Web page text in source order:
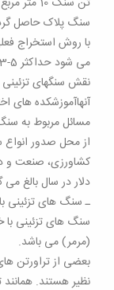
سنگ پلاک حاصل
با روش استخراج
نقش سنگهای تزئینی
آنهاآموزشکده
مسائل مربوط به
از محل صدور انواع
کشاورزی، صنعت و
دلار در سال بالغ می
ـ سنگ های تزئینی
سنگ های تزئینی
(مرمر) می باشد.
بعضی از تراورتن
نظیر هستند.